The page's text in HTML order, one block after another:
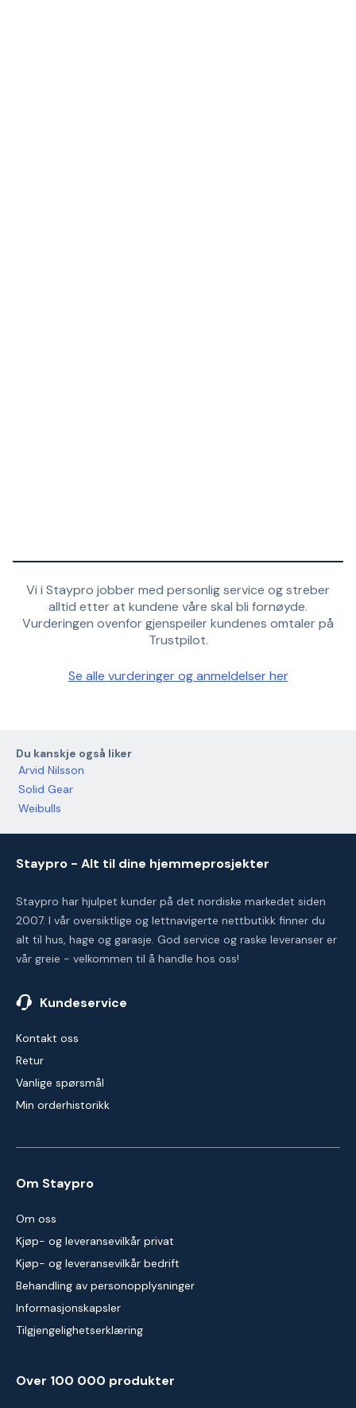
Vi i Staypro jobber med personlig service og streber
alltid etter at kundene våre skal bli fornøyde.
Vurderingen ovenfor gjenspeiler kundenes omtaler på
Trustpilot.
Se alle vurderinger og anmeldelser her
Du kanskje også liker
Arvid Nilsson
Solid Gear
Weibulls
Staypro - Alt til dine hjemmeprosjekter
Staypro har hjulpet kunder på det nordiske markedet siden
2007. I vår oversiktlige og lettnavigerte nettbutikk finner du
alt til hus, hage og garasje. God service og raske leveranser er
vår greie - velkommen til å handle hos oss!
Kundeservice
Kontakt oss
Retur
Vanlige spørsmål
Min orderhistorikk
Om Staypro
Om oss
Kjøp- og leveransevilkår privat
Kjøp- og leveransevilkår bedrift
Behandling av personopplysninger
Informasjonskapsler
Tilgjengelighetserklæring
Over 100 000 produkter